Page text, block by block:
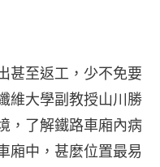
甚至返工，少不免要
維大學副教授山川勝
，了解鐵路車廂內病
廂中，甚麼位置最易